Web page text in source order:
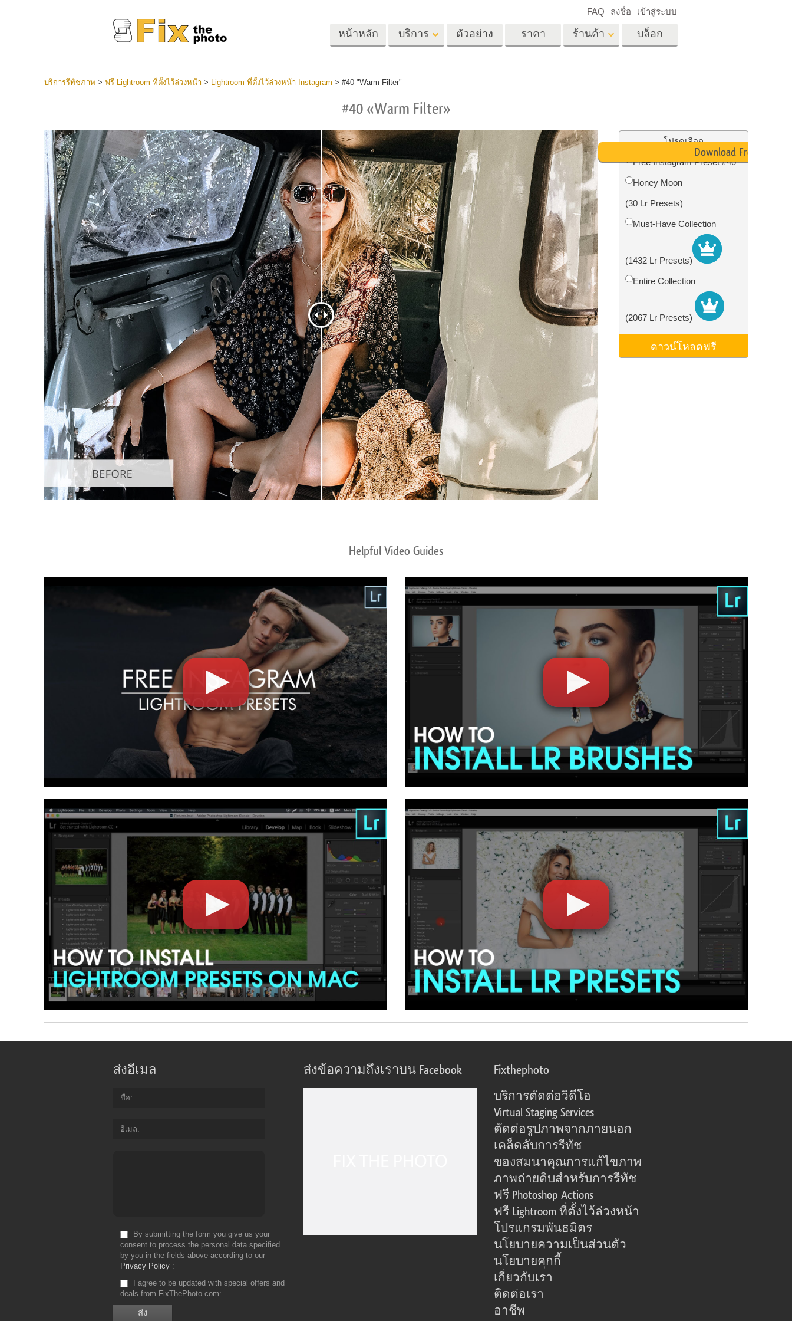
หน้าหลัก บริการ
อสังหาริมทรัพย์
บริการแก้ไขภาพงาน
แต่งงาน
โมเดลเสื้อผ้าที่สร้างโดย AI การจัดการรูปภาพ ถ่ายรูปเป็นบริการ
บริการรีทัชสินค้า บริการรีทัชเครื่องประดับ ข้อมูลการฝึกอบรม AI Video Editing Services
ตัวอย่าง ราคา ร้านค้า
Lightroom
หน้า LR ทั้งชุด
พรีเซ็ตข้อเสนอที่ดีที่สุด
คอลเลกชันมือถือ
Photoshop
Photoshop Actions
โอเวอร์เลย์ Photoshop
Photoshop Textures
Ps Actions คอลเลกชัน
ทั้งหมด
Ps ซ้อนทับคอลเลกชัน
ทั้งหมด
การ์ดวันวาเลนไทน์
คำเชิญงานแต่งงาน
คำเชิญวันเกิดของเด็ก
บล็อก
FAQ ลงชื่อ เข้าสู่ระบบ
บริการรีทัชภาพ > ฟรี Lightroom ที่ตั้งไว้ล่วงหน้า > Lightroom ที่ตั้งไว้ล่วงหน้า Instagram > #40 "Warm Filter"
#40 «Warm Filter»
โปรดเลือก
Free Instagram Preset #40
Honey Moon
(30 Lr Presets)
Must-Have Collection
(1432 Lr Presets)
Entire Collection
(2067 Lr Presets)
ดาวน์โหลดฟรี
Download Free
Helpful Video Guides
ส่งอีเมล
ชื่อ
อีเมล
By submitting the form you give us your
consent to process the personal data specified
by you in the fields above according to our
Privacy Policy
I agree to be updated with special offers and
deals from FixThePhoto.com
ส่งข้อความถึงเราบน Facebook Fixthephoto
บริการตัดต่อวิดีโอ
Virtual Staging Services
ตัดต่อรูปภาพจากภายนอก
เคล็ดลับการรีทัช
ของสมนาคุณการแก้ไขภาพ
ภาพถ่ายดิบสำหรับการรีทัช
ฟรี Photoshop Actions
ฟรี Lightroom ที่ตั้งไว้ล่วงหน้า
โปรแกรมพันธมิตร
นโยบายความเป็นส่วนตัว
นโยบายคุกกี้
เกี่ยวกับเรา
ติดต่อเรา
อาชีพ